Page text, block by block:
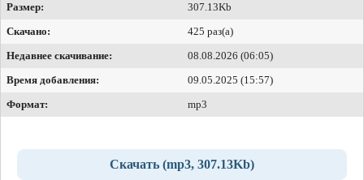
Размер:
307.13Kb
Скачано:
425 раз(а)
Недавнее скачивание:
08.08.2026 (06:05)
Время добавления:
09.05.2025 (15:57)
Формат:
mp3
Скачать (mp3, 307.13Kb)